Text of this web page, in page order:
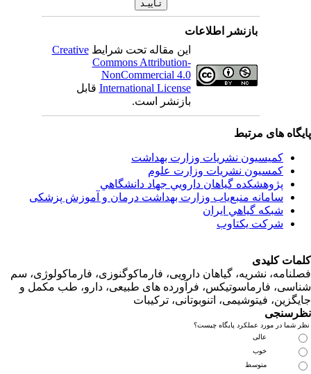
بازنشر اطلاعات
این مقاله تحت شرایط Creative
Commons Attribution-
NonCommercial 4.0
International Licenseقابل
بازنشر است.
های مرتبط
کمیسیون نشریات وزارت بهداشت
کمسیون نشریات وزارت علوم
پژوهشكده گياهان دارويي جهاد دانشگاهي
سامانه منبع‌ياب وزارت بهداشت درمان و آموزش پزشکی
شبكه گياهي ايران
شرکت یکتاوب
کلیدی
نشریه، گیاهان دارویی، فارماکوگنوزی، فارماکولوژی، سم
فارماسوتیکس، فرآورده های طبیعی، دارو، طب مکمل و
فیتوشیمی، اتنوبوتانی، ترکیبات
در مورد عملکرد پایگاه چیست؟
متوسط